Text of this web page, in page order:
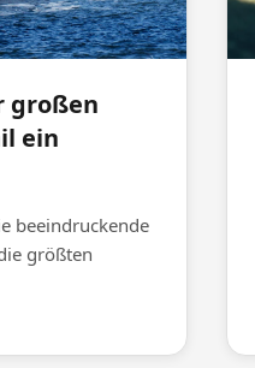
großen
ein
beeindruckende
größten